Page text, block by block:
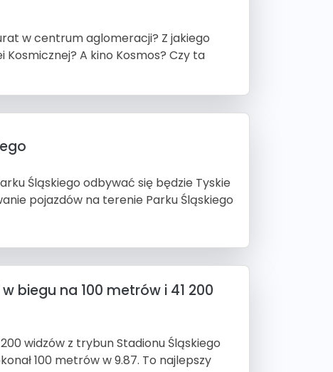
w centrum aglomeracji? Z jakiego
A kino Kosmos? Czy ta
Śląskiego odbywać się będzie Tyskie
pojazdów na terenie Parku Śląskiego
biegu na 100 metrów i 41 200
widzów z trybun Stadionu Śląskiego
100 metrów w 9.87. To najlepszy